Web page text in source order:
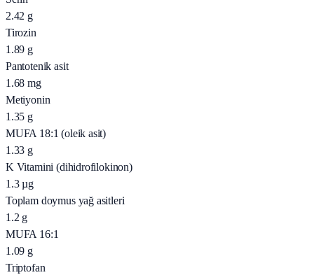
2.42 g
Tirozin
1.89 g
Pantotenik asit
1.68 mg
Metiyonin
1.35 g
MUFA 18:1 (oleik asit)
1.33 g
K Vitamini (dihidrofilokinon)
1.3 µg
Toplam doymus yağ asitleri
1.2 g
MUFA 16:1
1.09 g
Triptofan